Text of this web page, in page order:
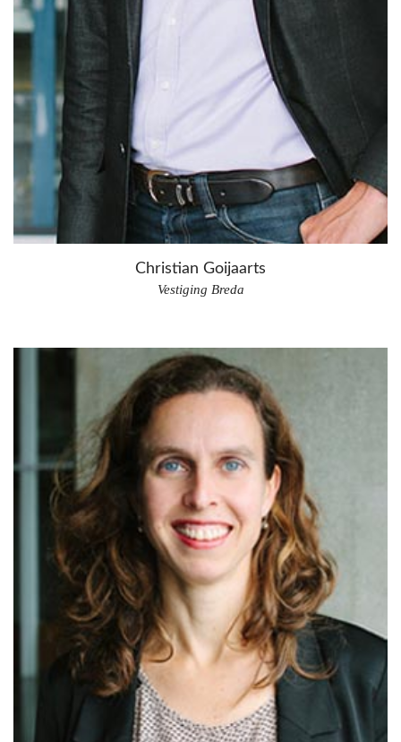
Christian Goijaarts
Vestiging Breda